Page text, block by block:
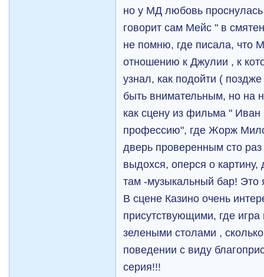
но у МД любовь
говорит сам Мейс " в
не помню, где писала, что
отношению к Джулии , к
узнал, как подойти (
быть внимательным, но на
как сцену из фильма "
профессию", где Жорж
дверь проверенным сто
выдохся, оперся о
там -музыкальный бар! Это
В сцене Казино очень
присутствующими, где игра
зелеными столами ,
поведении с виду
серия!!!